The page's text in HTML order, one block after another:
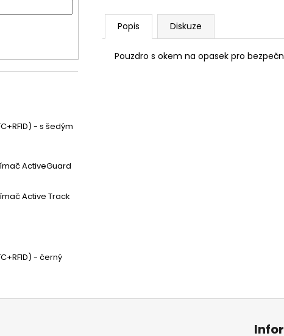
- s šedým
ActiveGuard
Active Track
- černý
Popis Diskuze
Pouzdro s okem na opasek pro